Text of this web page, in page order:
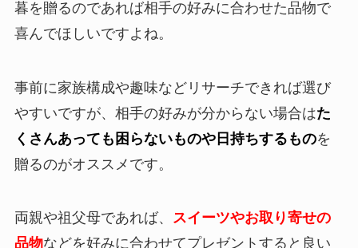
暮を贈るのであれば相手の好みに合わせた品物で
喜んでほしいですよね。
事前に家族構成や趣味などリサーチできれば選び
やすいですが、相手の好みが分からない場合はた
くさんあっても困らないものや日持ちするものを
贈るのがオススメです。
両親や祖父母であれば、 スイーツやお取り寄せの
品物などを好みに合わせてプレゼントすると良い